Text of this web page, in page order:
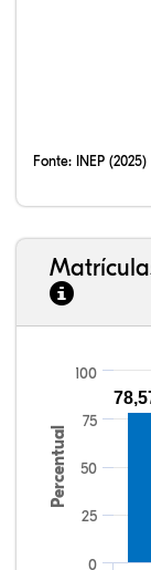
Fonte: INEP (2025)
Percentual
0
100
25
50
75